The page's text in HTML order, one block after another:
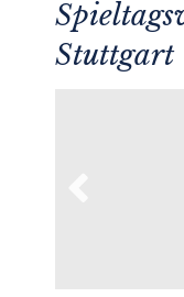
Stuttgart